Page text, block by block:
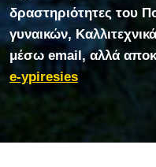
δραστηριότητες του
γυναικών,
μέσω email, αλλά
e-ypiresies